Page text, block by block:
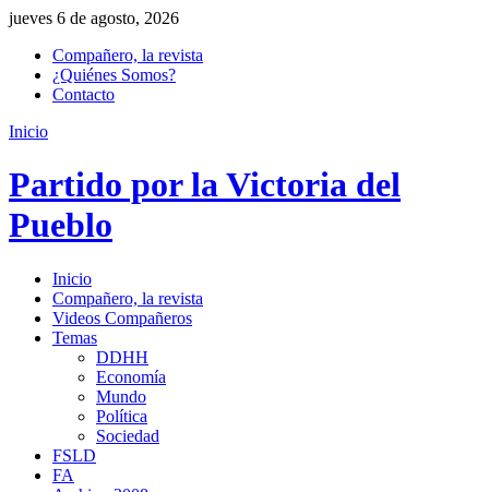
jueves 6 de agosto, 2026
Compañero, la revista
¿Quiénes Somos?
Contacto
Inicio
Partido por la Victoria del
Pueblo
Inicio
Compañero, la revista
Videos Compañeros
Temas
DDHH
Economía
Mundo
Política
Sociedad
FSLD
FA